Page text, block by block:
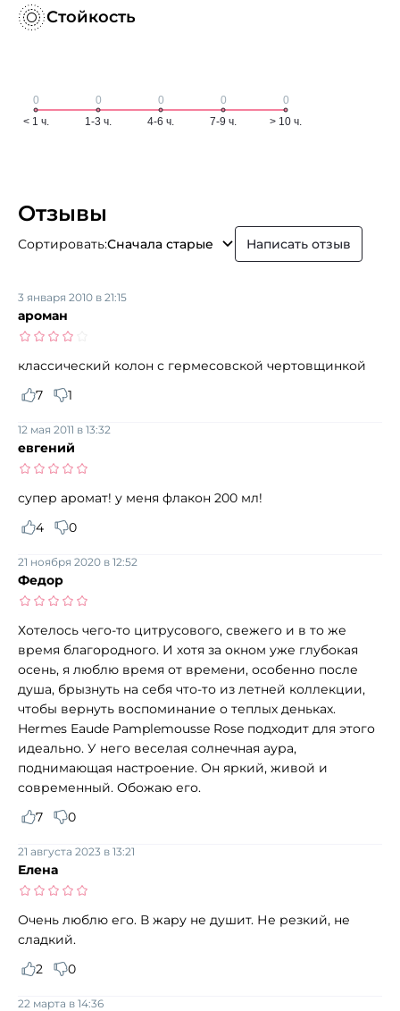
Стойкость
Отзывы
Сортировать:Сначала старые Написать отзыв
ароман
3 января 2010 в 21:15
классический колон с гермесовской чертовщинкой
7
1
евгений
12 мая 2011 в 13:32
супер аромат! у меня флакон 200 мл!
4
0
Федор
21 ноября 2020 в 12:52
Хотелось чего-то цитрусового, свежего и в то же
время благородного. И хотя за окном уже глубокая
осень, я люблю время от времени, особенно после
душа, брызнуть на себя что-то из летней коллекции,
чтобы вернуть воспоминание о теплых деньках.
Hermes Eaude Pamplemousse Rose подходит для этого
идеально. У него веселая солнечная аура,
поднимающая настроение. Он яркий, живой и
современный. Обожаю его.
7
0
Елена
21 августа 2023 в 13:21
Очень люблю его. В жару не душит. Не резкий, не
сладкий.
2
0
22 марта в 14:36